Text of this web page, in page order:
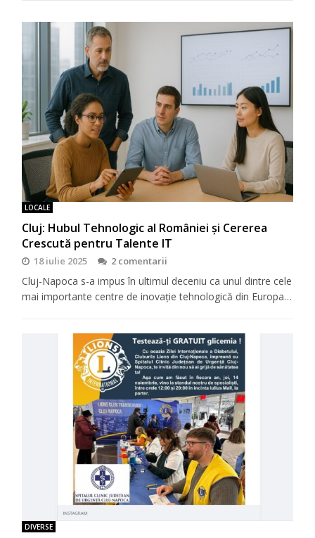
LOCALE
Cluj: Hubul Tehnologic al României și Cererea
Crescută pentru Talente IT
18 iulie 2025 2 comentarii
Cluj-Napoca s-a impus în ultimul deceniu ca unul dintre cele
mai importante centre de inovație tehnologică din Europa…
DIVERSE